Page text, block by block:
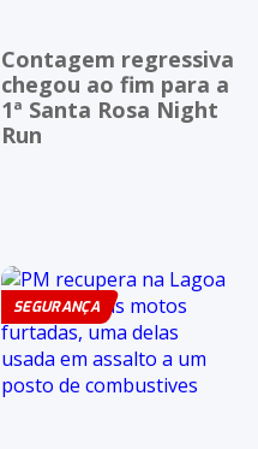
Contagem regressiva
chegou ao fim para a
1ª Santa Rosa Night
Run
SEGURANÇA